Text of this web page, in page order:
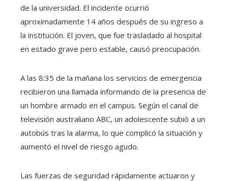
de la universidad. El incidente ocurrió
aproximadamente 14 años después de su ingreso a
la institución. El joven, que fue trasladado al hospital
en estado grave pero estable, causó preocupación.
A las 8:35 de la mañana los servicios de emergencia
recibieron una llamada informando de la presencia de
un hombre armado en el campus. Según el canal de
televisión australiano ABC, un adolescente subió a un
autobús tras la alarma, lo que complicó la situación y
aumentó el nivel de riesgo agudo.
Las fuerzas de seguridad rápidamente actuaron y